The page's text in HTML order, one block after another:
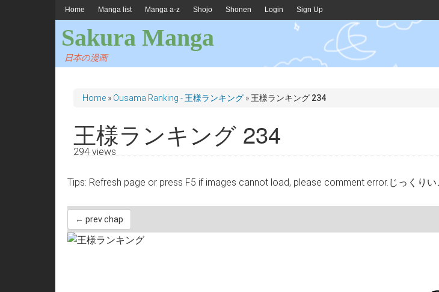
Home Manga list Manga a-z Shojo Shonen Login Sign Up
Sakura Manga
日本の漫画
Home » Ousama Ranking - 王様ランキング » 王様ランキング 234
王様ランキング 234
294 views
Tips: Refresh page or press F5 if images cannot load, please comment error.じっくりい
← prev chap